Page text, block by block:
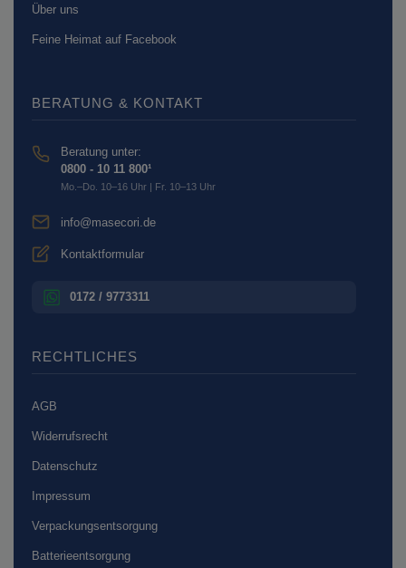
Über uns
Feine Heimat auf Facebook
BERATUNG & KONTAKT
Beratung unter:
0800 - 10 11 800¹
Mo.–Do. 10–16 Uhr | Fr. 10–13 Uhr
info@masecori.de
Kontaktformular
0172 / 9773311
RECHTLICHES
AGB
Widerrufsrecht
Datenschutz
Impressum
Verpackungsentsorgung
Batterieentsorgung